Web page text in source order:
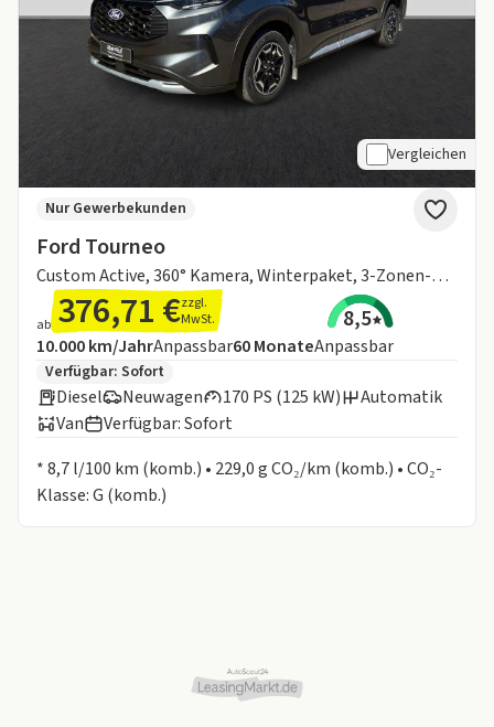
Vergleichen
Ford Tourneo
Custom Active, 360° Kamera, Winterpaket, 3-Zonen-Klimaanlage
Nur Gewerbekunden
ab 376,71 €zzgl.
MwSt.
8,5
Angebotsdetails:
Inklusive Laufleistung
10.000 km/JahrAnpassbarLaufzeit
60MonateAnpassbar
Zusätzliche Fahrzeuginformationen:
Verfügbar: Sofort
Diesel Neuwagen 170 PS (125 kW)
Automatik
Van
Verfügbar: Sofort
* 8,7 l/100 km (komb.) • 229,0 g CO₂/km (komb.) • CO₂-
Klasse: G (komb.)